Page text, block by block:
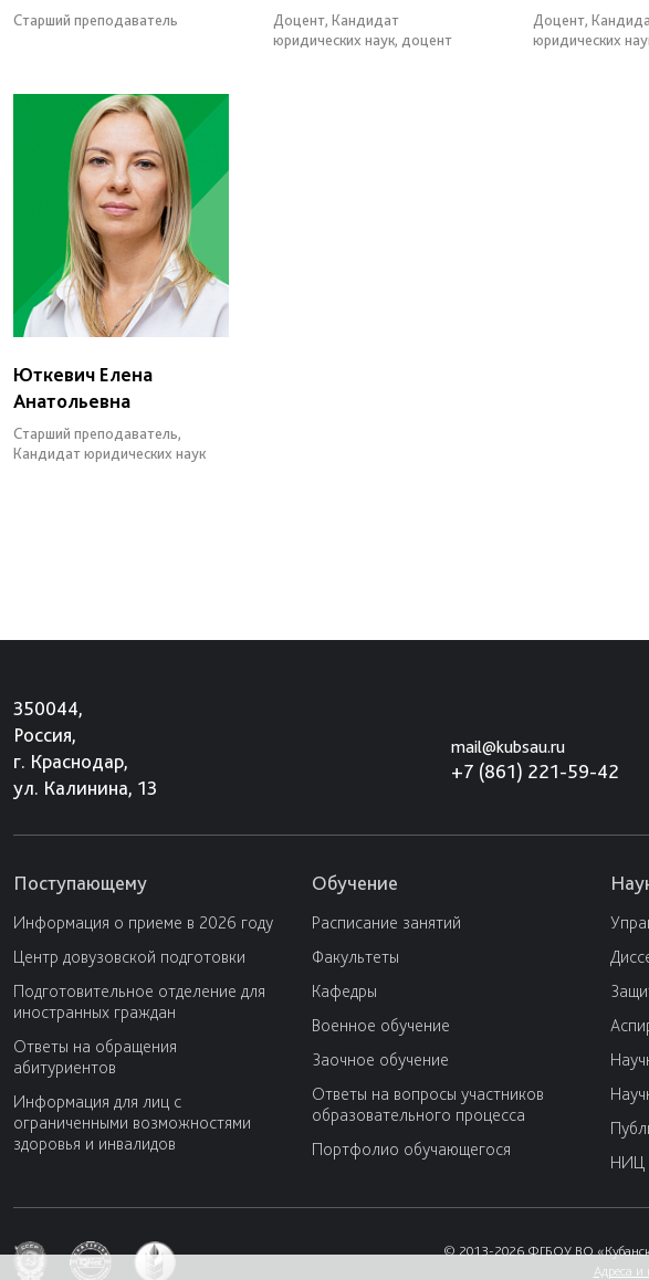
Старший преподаватель
Доцент, Кандидат
юридических наук, доцент
Доцент,
юридических
Юткевич Елена
Анатольевна
Старший преподаватель,
Кандидат юридических наук
350044,
Россия,
г. Краснодар,
ул. Калинина, 13
mail@kubsau.ru
+7 (861) 221-59-42
Поступающему
Информация о приеме в 2026 году
Центр довузовской подготовки
Подготовительное отделение для
иностранных граждан
Ответы на обращения
абитуриентов
Информация для лиц с
ограниченными возможностями
здоровья и инвалидов
Обучение
Расписание занятий
Факультеты
Кафедры
Военное обучение
Заочное обучение
Ответы на вопросы участников
образовательного процесса
Портфолио обучающегося
НИЦ
© 2013-2026 ФГБОУ ВО
Адреса и